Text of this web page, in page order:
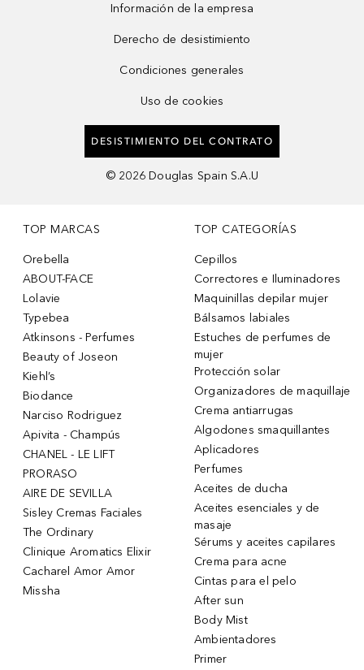
Información de la empresa
Derecho de desistimiento
Condiciones generales
Uso de cookies
DESISTIMIENTO DEL CONTRATO
© 2026 Douglas Spain S.A.U
TOP MARCAS
Orebella
ABOUT-FACE
Lolavie
Typebea
Atkinsons - Perfumes
Beauty of Joseon
Kiehl’s
Biodance
Narciso Rodriguez
Apivita - Champús
CHANEL - LE LIFT
PRORASO
AIRE DE SEVILLA
Sisley Cremas Faciales
The Ordinary
Clinique Aromatics Elixir
Cacharel Amor Amor
Missha
TOP CATEGORÍAS
Cepillos
Correctores e Iluminadores
Maquinillas depilar mujer
Bálsamos labiales
Estuches de perfumes de
mujer
Protección solar
Organizadores de maquillaje
Crema antiarrugas
Algodones smaquillantes
Aplicadores
Perfumes
Aceites de ducha
Aceites esenciales y de
masaje
Sérums y aceites capilares
Crema para acne
Cintas para el pelo
After sun
Body Mist
Ambientadores
Primer